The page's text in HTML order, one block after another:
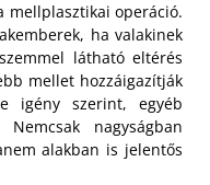
mellplasztikai operáció.
ha valakinek
látható eltérés
mellet hozzáigazítják
igény szerint, egyéb
nagyságban
alakban is jelentős